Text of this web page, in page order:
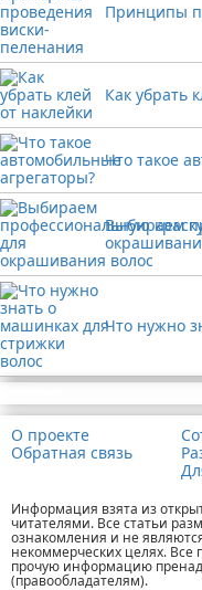
Принципы
Как убрать
Что такое
Выбираем
Что нужно
О проекте
Обратная связь
Информация взята из
читателями. Все статьи
ознакомления и не
некоммерческих целях.
прочую информацию
(правообладателям).